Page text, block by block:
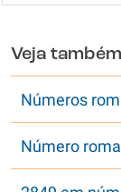
Veja
Números
Número